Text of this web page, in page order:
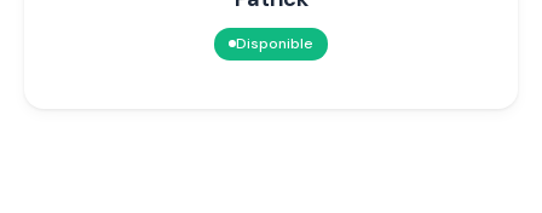
Disponible